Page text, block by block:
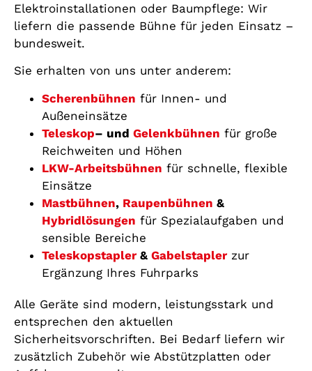
Elektroinstallationen oder Baumpflege: Wir
liefern die passende Bühne für jeden Einsatz –
bundesweit.
Sie erhalten von uns unter anderem:
Scherenbühnen für Innen- und
Außeneinsätze
Teleskop– und Gelenkbühnen für große
Reichweiten und Höhen
LKW-Arbeitsbühnen für schnelle, flexible
Einsätze
Mastbühnen, Raupenbühnen &
Hybridlösungen für Spezialaufgaben und
sensible Bereiche
Teleskopstapler & Gabelstapler zur
Ergänzung Ihres Fuhrparks
Alle Geräte sind modern, leistungsstark und
entsprechen den aktuellen
Sicherheitsvorschriften. Bei Bedarf liefern wir
zusätzlich Zubehör wie Abstützplatten oder